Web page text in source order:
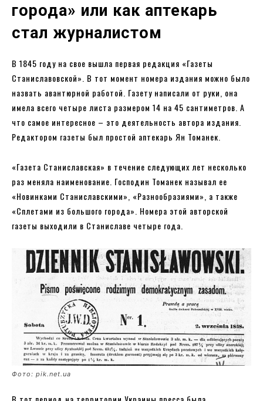
города» или как аптекарь
стал журналистом
В 1845 году на свое вышла первая редакция «Газеты
Станиславовской». В тот момент номера издания можно было
назвать авантюрной работой. Газету написали от руки, она
имела всего четыре листа размером 14 на 45 сантиметров. А
что самое интересное – это деятельность автора издания.
Редактором газеты был простой аптекарь Ян Томанек.
«Газета Станиславская» в течение следующих лет несколько
раз меняла наименование. Господин Томанек называл ее
«Новинками Станиславскими», «Разнообразиями», а также
«Сплетами из большого города». Номера этой авторской
газеты выходили в Станиславе четыре года.
Фото: pik.net.ua